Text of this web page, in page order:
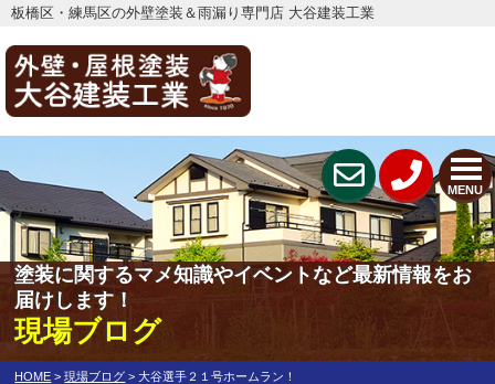
板橋区・練馬区の外壁塗装＆雨漏り専門店 大谷建装工業
MENU
塗装に関するマメ知識やイベントなど最新情報をお
届けします！
現場ブログ
HOME >現場ブログ >大谷選手２１号ホームラン！